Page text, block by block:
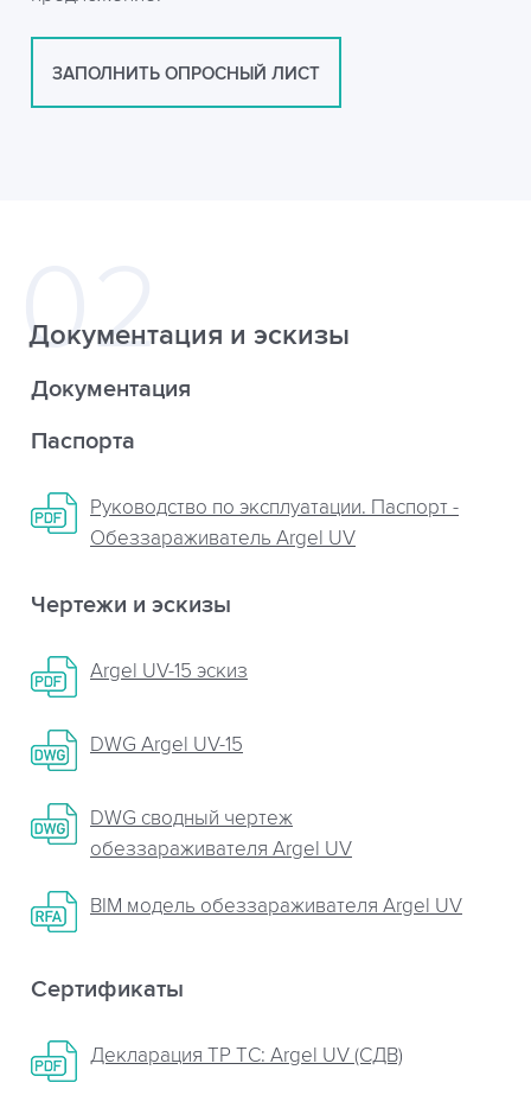
ЗАПОЛНИТЬ ОПРОСНЫЙ ЛИСТ
Документация и эскизы
Документация
Паспорта
Руководство по эксплуатации. Паспорт -
Обеззараживатель Argel UV
Чертежи и эскизы
Argel UV-15 эскиз
DWG Argel UV-15
DWG сводный чертеж
обеззараживателя Argel UV
BIM модель обеззараживателя Argel UV
Сертификаты
Декларация ТР ТС: Argel UV (СДВ)